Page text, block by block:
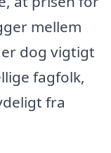
mellem
dog vigtigt
fagfolk,
fra